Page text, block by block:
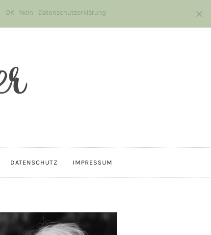
DATENSCHUTZ IMPRESSUM
OK Nein Datenschutzerklärung